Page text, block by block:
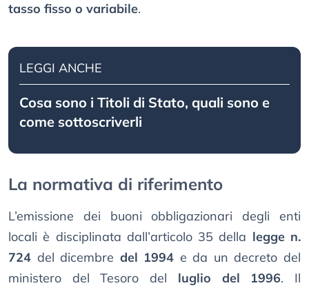
tasso fisso o variabile.
LEGGI ANCHE
Cosa sono i Titoli di Stato, quali sono e
come sottoscriverli
La normativa di riferimento
L’emissione dei buoni obbligazionari degli enti
locali è disciplinata dall’articolo 35 della legge n.
724 del dicembre del 1994 e da un decreto del
ministero del Tesoro del luglio del 1996. Il